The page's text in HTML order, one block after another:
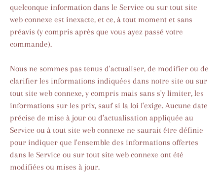
quelconque information dans le Service ou sur tout site
web connexe est inexacte, et ce, à tout moment et sans
préavis (y compris après que vous ayez passé votre
commande).
Nous ne sommes pas tenus d'actualiser, de modifier ou de
clarifier les informations indiquées dans notre site ou sur
tout site web connexe, y compris mais sans s'y limiter, les
informations sur les prix, sauf si la loi l'exige. Aucune date
précise de mise à jour ou d’actualisation appliquée au
Service ou à tout site web connexe ne saurait être définie
pour indiquer que l'ensemble des informations offertes
dans le Service ou sur tout site web connexe ont été
modifiées ou mises à jour.